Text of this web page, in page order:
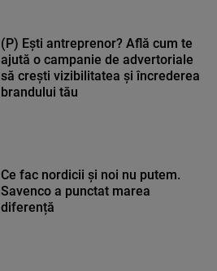
(P) Ești antreprenor? Află cum te
ajută o campanie de advertoriale
să crești vizibilitatea și încrederea
brandului tău
Ce fac nordicii și noi nu putem.
Savenco a punctat marea
diferență